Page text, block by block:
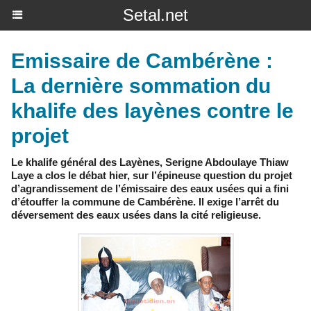
Setal.net
Emissaire de Cambérène :
La dernière sommation du
khalife des layènes contre le
projet
Le khalife général des Layènes, Serigne Abdoulaye Thiaw
Laye a clos le débat hier, sur l’épineuse question du projet
d’agrandissement de l’émissaire des eaux usées qui a fini
d’étouffer la commune de Cambérène. Il exige l’arrêt du
déversement des eaux usées dans la cité religieuse.